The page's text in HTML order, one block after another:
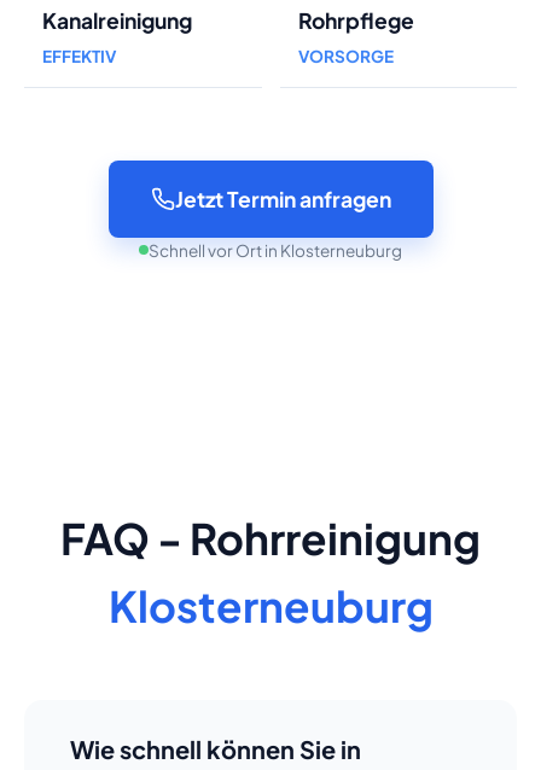
Kanalreinigung
EFFEKTIV
Rohrpflege
VORSORGE
Jetzt Termin anfragen
Schnell vor Ort in Klosterneuburg
FAQ - Rohrreinigung
Klosterneuburg
Wie schnell können Sie in